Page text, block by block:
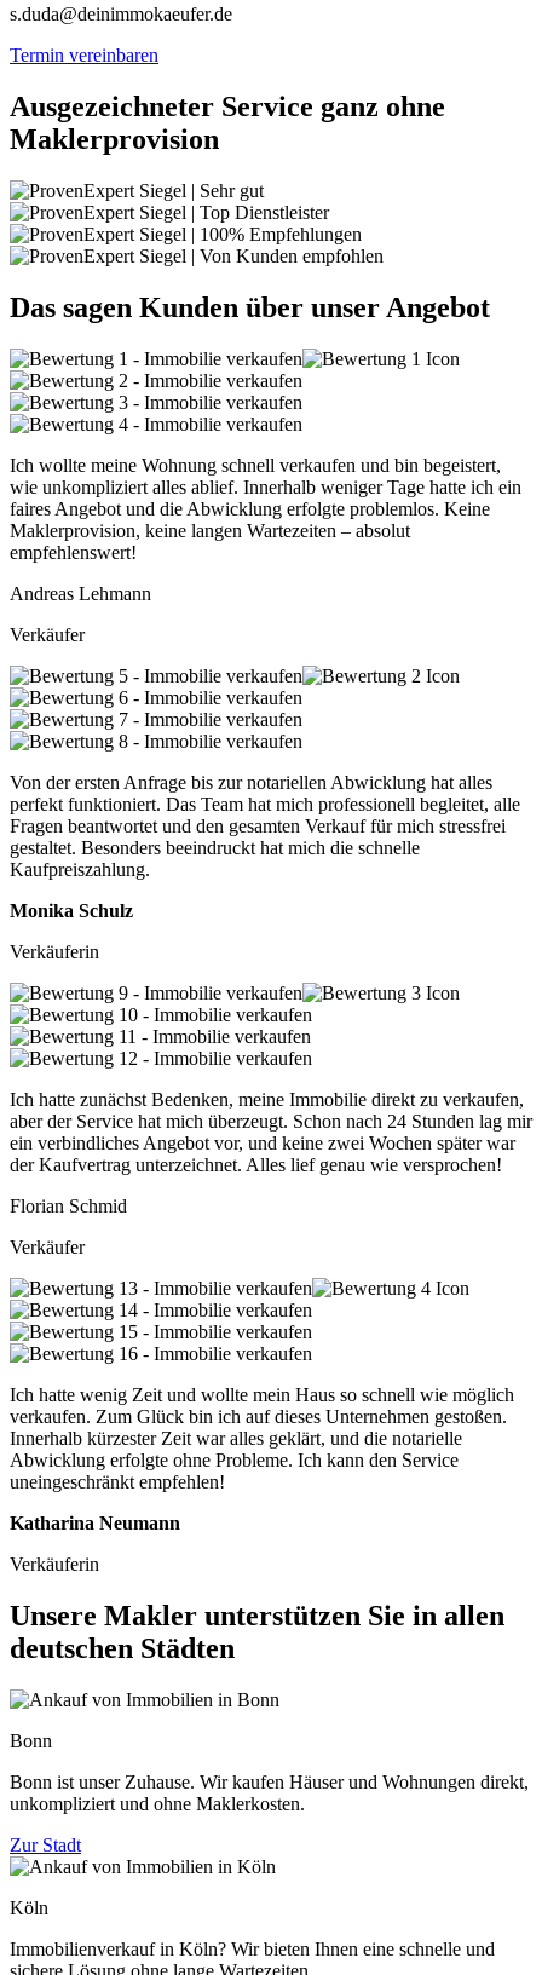
s.duda@deinimmokaeufer.de
Termin vereinbaren
Ausgezeichneter Service ganz ohne
Maklerprovision
Das sagen Kunden über unser Angebot
Ich wollte meine Wohnung schnell verkaufen und bin begeistert,
wie unkompliziert alles ablief. Innerhalb weniger Tage hatte ich ein
faires Angebot und die Abwicklung erfolgte problemlos. Keine
Maklerprovision, keine langen Wartezeiten – absolut
empfehlenswert!
Andreas Lehmann
Verkäufer
Von der ersten Anfrage bis zur notariellen Abwicklung hat alles
perfekt funktioniert. Das Team hat mich professionell begleitet, alle
Fragen beantwortet und den gesamten Verkauf für mich stressfrei
gestaltet. Besonders beeindruckt hat mich die schnelle
Kaufpreiszahlung.
Monika Schulz
Verkäuferin
Ich hatte zunächst Bedenken, meine Immobilie direkt zu verkaufen,
aber der Service hat mich überzeugt. Schon nach 24 Stunden lag mir
ein verbindliches Angebot vor, und keine zwei Wochen später war
der Kaufvertrag unterzeichnet. Alles lief genau wie versprochen!
Florian Schmid
Verkäufer
Ich hatte wenig Zeit und wollte mein Haus so schnell wie möglich
verkaufen. Zum Glück bin ich auf dieses Unternehmen gestoßen.
Innerhalb kürzester Zeit war alles geklärt, und die notarielle
Abwicklung erfolgte ohne Probleme. Ich kann den Service
uneingeschränkt empfehlen!
Katharina Neumann
Verkäuferin
Unsere Makler unterstützen Sie in allen
deutschen Städten
Bonn
Bonn ist unser Zuhause. Wir kaufen Häuser und Wohnungen direkt,
unkompliziert und ohne Maklerkosten.
Zur Stadt
Köln
Immobilienverkauf in Köln? Wir bieten Ihnen eine schnelle und
sichere Lösung ohne lange Wartezeiten.